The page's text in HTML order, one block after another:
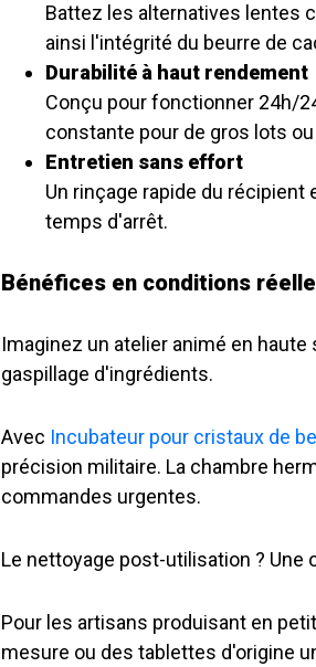
Battez les alternatives lentes
ainsi l'intégrité du beurre de
Durabilité à haut rendement
Conçu pour fonctionner 24h/
constante pour de gros lots
Entretien sans effort
Un rinçage rapide du
temps d'arrêt.
Bénéfices en conditions
Imaginez un atelier animé en
gaspillage d'ingrédients.
Avec Incubateur pour cristaux de
précision militaire. La chambre
commandes urgentes.
Le nettoyage post-utilisation ? Une
Pour les artisans produisant en
mesure ou des tablettes d'origine